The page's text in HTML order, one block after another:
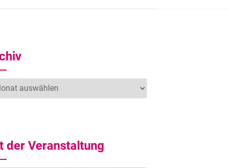
der Veranstaltung